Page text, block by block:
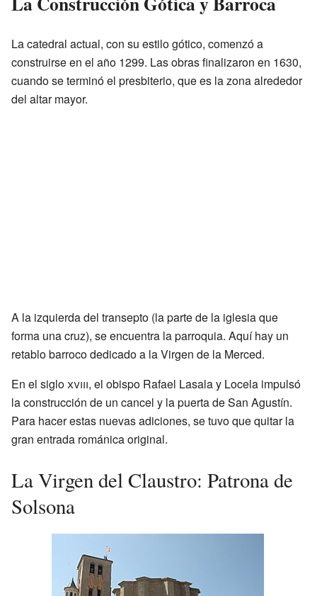
La catedral actual, con su estilo gótico, comenzó a
construirse en el año 1299. Las obras finalizaron en 1630,
cuando se terminó el presbiterio, que es la zona alrededor
del altar mayor.
A la izquierda del transepto (la parte de la iglesia que
forma una cruz), se encuentra la parroquia. Aquí hay un
retablo barroco dedicado a la Virgen de la Merced.
En el sigloxviii, el obispo Rafael Lasala y Locela impulsó
la construcción de un cancel y la puerta de San Agustín.
Para hacer estas nuevas adiciones, se tuvo que quitar la
gran entrada románica original.
La Virgen del Claustro: Patrona de
Solsona